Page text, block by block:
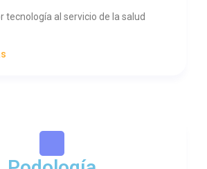
tecnología al servicio de la salud